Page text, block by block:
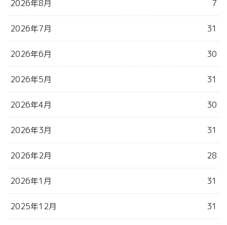
2026年8月 7
2026年7月 31
2026年6月 30
2026年5月 31
2026年4月 30
2026年3月 31
2026年2月 28
2026年1月 31
2025年12月 31